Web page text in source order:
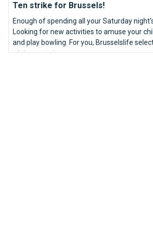
Ten strike for Brussels!
Enough of spending all your Saturday
Looking for new activities to amuse your
and play bowling. For you, Brusselslife
of the capital.